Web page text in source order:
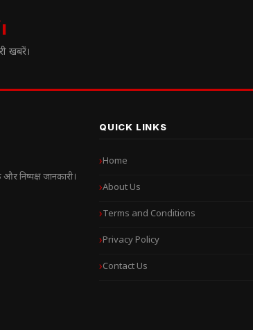
खबरें।
निष्पक्ष जानकारी।
QUICK LINKS
Home
About Us
Terms and Conditions
Privacy Policy
Contact Us